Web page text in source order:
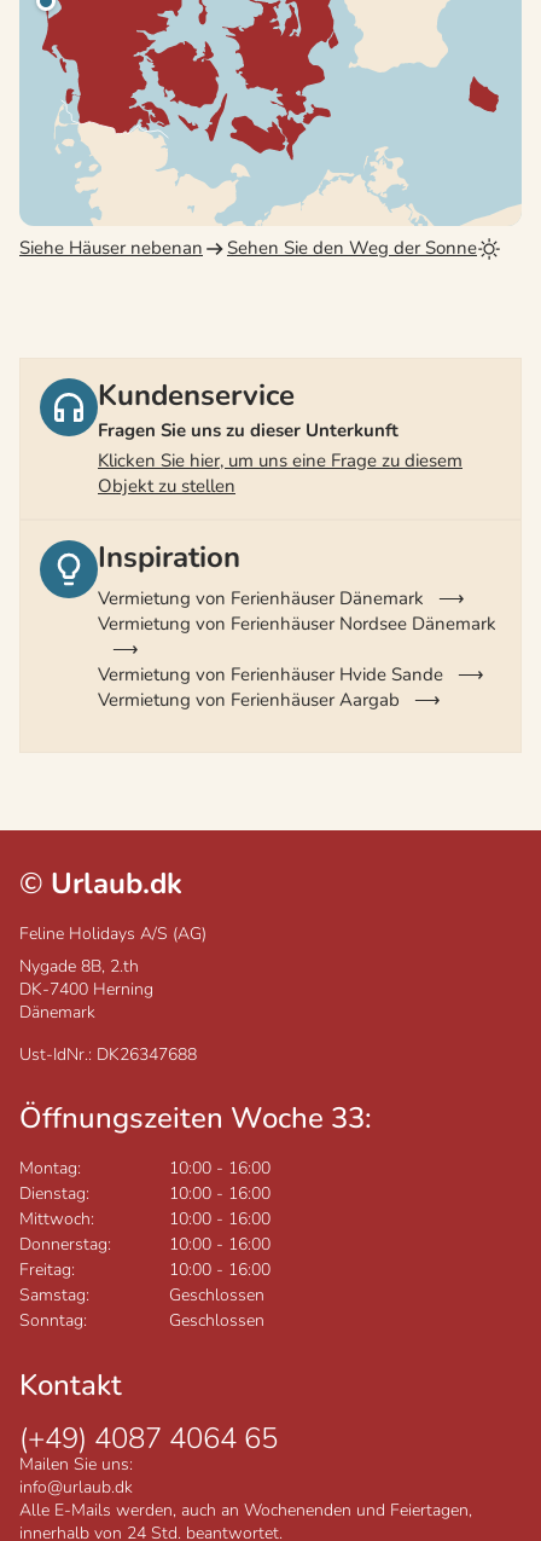
Siehe Häuser nebenan Sehen Sie den Weg der Sonne
Kundenservice
Fragen Sie uns zu dieser Unterkunft
Klicken Sie hier, um uns eine Frage zu diesem
Objekt zu stellen
Inspiration
Vermietung von Ferienhäuser Dänemark
Vermietung von Ferienhäuser Nordsee Dänemark
Vermietung von Ferienhäuser Hvide Sande
Vermietung von Ferienhäuser Aargab
© Urlaub.dk
Feline Holidays A/S (AG)
Nygade 8B, 2.th
DK-7400 Herning
Dänemark
Ust-IdNr.: DK26347688
Öffnungszeiten Woche 33:
Montag: 10:00 - 16:00
Dienstag:
10:00 - 16:00
Mittwoch:
10:00 - 16:00
Donnerstag:
10:00 - 16:00
Freitag:
10:00 - 16:00
Samstag:
Geschlossen
Sonntag:
Geschlossen
Kontakt
(+49) 4087 4064 65
Mailen Sie uns:
info@urlaub.dk
Alle E-Mails werden, auch an Wochenenden und Feiertagen,
innerhalb von 24 Std. beantwortet.